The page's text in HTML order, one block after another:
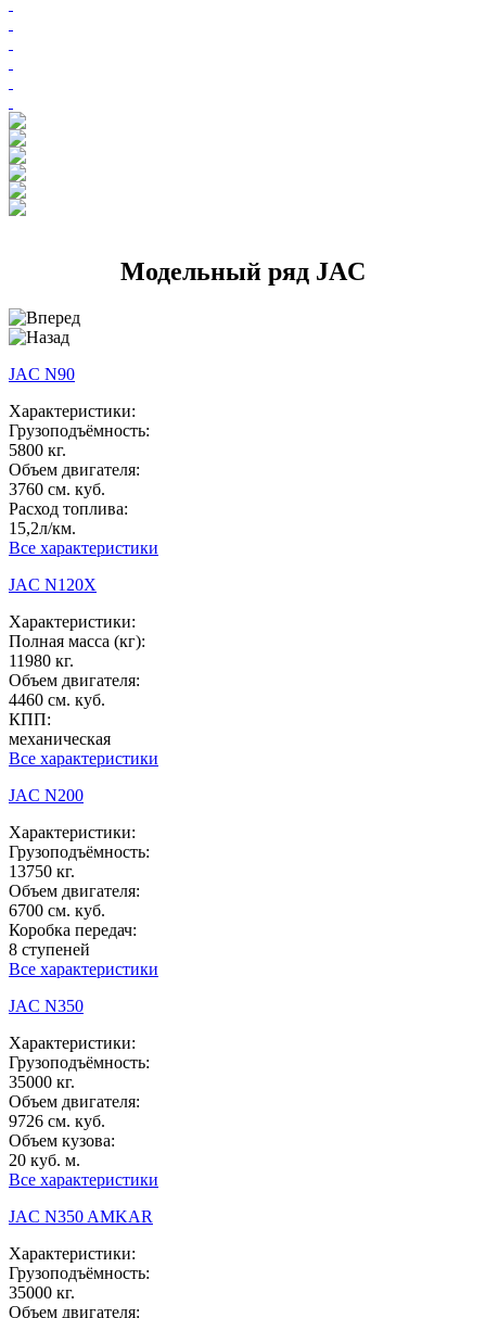
Модельный ряд JAC
JAC N90
Характеристики:
Грузоподъёмность:
5800 кг.
Объем двигателя:
3760 см. куб.
Расход топлива:
15,2л/км.
Все характеристики
JAC N120X
Характеристики:
Полная масса (кг):
11980 кг.
Объем двигателя:
4460 см. куб.
КПП:
механическая
Все характеристики
JAC N200
Характеристики:
Грузоподъёмность:
13750 кг.
Объем двигателя:
6700 см. куб.
Коробка передач:
8 ступеней
Все характеристики
JAC N350
Характеристики:
Грузоподъёмность:
35000 кг.
Объем двигателя:
9726 см. куб.
Объем кузова:
20 куб. м.
Все характеристики
JAC N350 AMKAR
Характеристики:
Грузоподъёмность:
35000 кг.
Объем двигателя: